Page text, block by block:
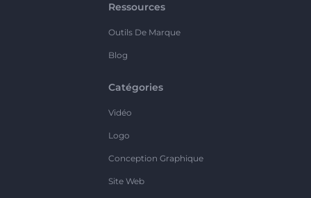
Ressources
Outils De Marque
Blog
Catégories
Vidéo
Logo
Conception Graphique
Site Web